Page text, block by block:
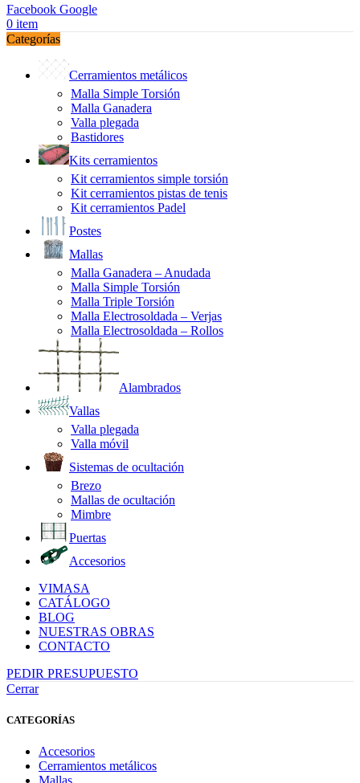
Facebook Google
0 item
Categorías
Cerramientos metálicos
Malla Simple Torsión
Malla Ganadera
Valla plegada
Bastidores
Kits cerramientos
Kit cerramientos simple torsión
Kit cerramientos pistas de tenis
Kit cerramientos Padel
Postes
Mallas
Malla Ganadera – Anudada
Malla Simple Torsión
Malla Triple Torsión
Malla Electrosoldada – Verjas
Malla Electrosoldada – Rollos
Alambrados
Vallas
Valla plegada
Valla móvil
Sistemas de ocultación
Brezo
Mallas de ocultación
Mimbre
Puertas
Accesorios
VIMASA
CATÁLOGO
BLOG
NUESTRAS OBRAS
CONTACTO
PEDIR PRESUPUESTO
Cerrar
CATEGORÍAS
Accesorios
Cerramientos metálicos